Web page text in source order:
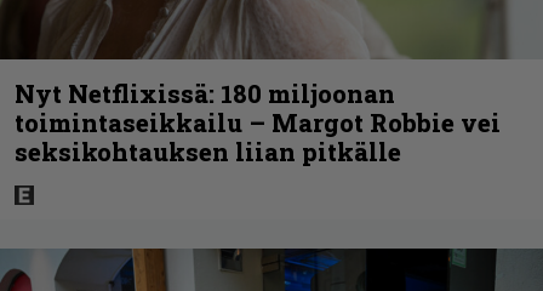
Nyt Netflixissä: 180 miljoonan
toimintaseikkailu – Margot Robbie vei
seksikohtauksen liian pitkälle